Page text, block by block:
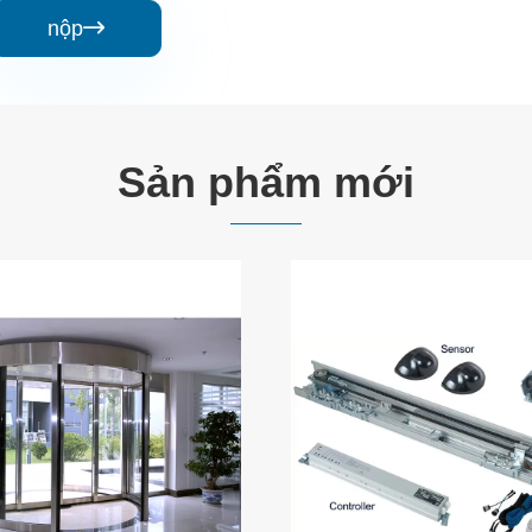
nộp
Sản phẩm mới